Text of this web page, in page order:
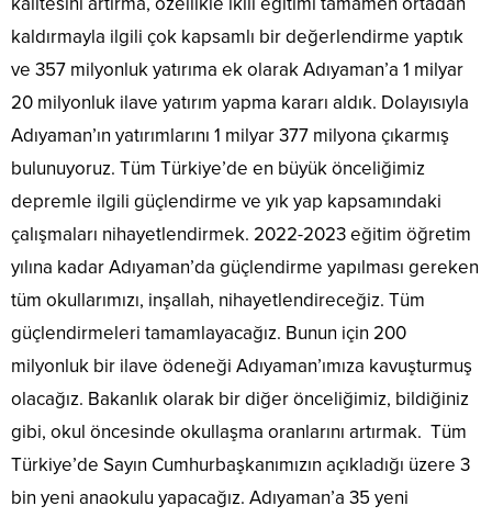
kaldırmayla ilgili çok kapsamlı bir değerlendirme yaptık
ve 357 milyonluk yatırıma ek olarak Adıyaman’a 1 milyar
20 milyonluk ilave yatırım yapma kararı aldık. Dolayısıyla
Adıyaman’ın yatırımlarını 1 milyar 377 milyona çıkarmış
bulunuyoruz. Tüm Türkiye’de en büyük önceliğimiz
depremle ilgili güçlendirme ve yık yap kapsamındaki
çalışmaları nihayetlendirmek. 2022-2023 eğitim öğretim
yılına kadar Adıyaman’da güçlendirme yapılması gereken
tüm okullarımızı, inşallah, nihayetlendireceğiz. Tüm
güçlendirmeleri tamamlayacağız. Bunun için 200
milyonluk bir ilave ödeneği Adıyaman’ımıza kavuşturmuş
olacağız. Bakanlık olarak bir diğer önceliğimiz, bildiğiniz
gibi, okul öncesinde okullaşma oranlarını artırmak. Tüm
Türkiye’de Sayın Cumhurbaşkanımızın açıkladığı üzere 3
bin yeni anaokulu yapacağız. Adıyaman’a 35 yeni